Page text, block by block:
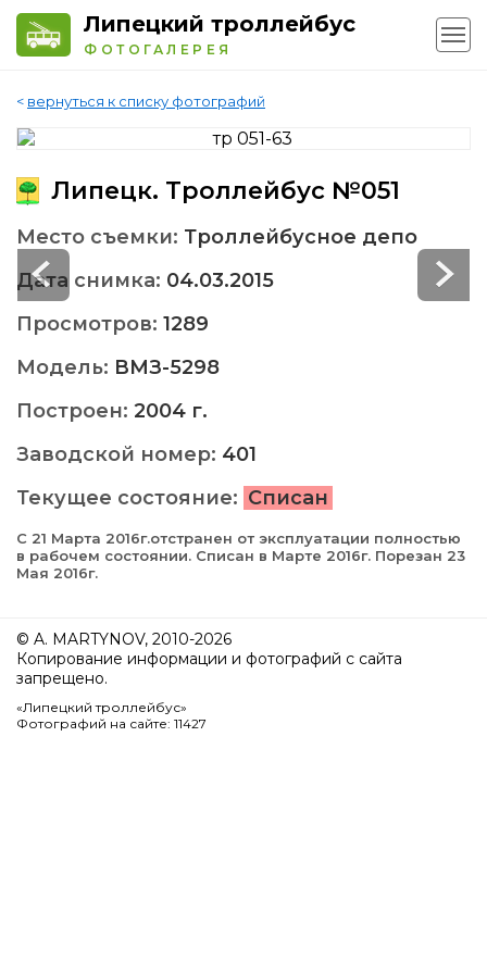
Липецкий троллейбус
ФОТОГАЛЕРЕЯ
< вернуться к списку фотографий
Липецк. Троллейбус №051
Место съемки: Троллейбусное депо
Дата снимка: 04.03.2015
Просмотров: 1289
Модель: ВМЗ-5298
Построен: 2004 г.
Заводской номер: 401
Текущее состояние: Списан
С 21 Марта 2016г.отстранен от эксплуатации полностью
в рабочем состоянии. Списан в Марте 2016г. Порезан 23
Мая 2016г.
© A. MARTYNOV, 2010-2026
Копирование информации и фотографий с сайта
запрещено.
«Липецкий троллейбус»
Фотографий на сайте: 11427